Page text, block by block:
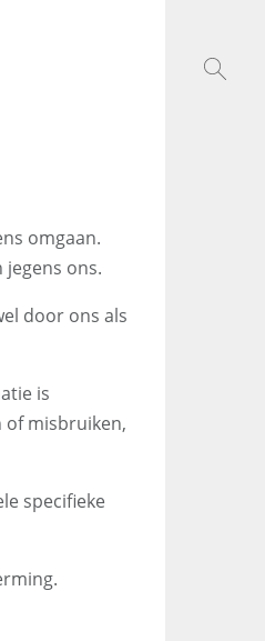
omgaan.
ons.
door ons als
is
of misbruiken,
specifieke